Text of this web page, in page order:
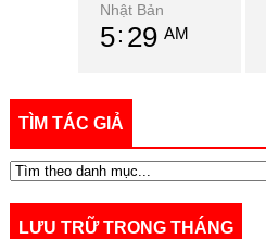
Nhật Bản
5 29 AM
TÌM TÁC GIẢ
LƯU TRỮ TRONG THÁNG